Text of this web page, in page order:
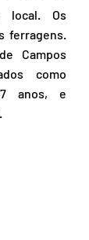
local. Os
ferragens.
Campos
como
anos, e